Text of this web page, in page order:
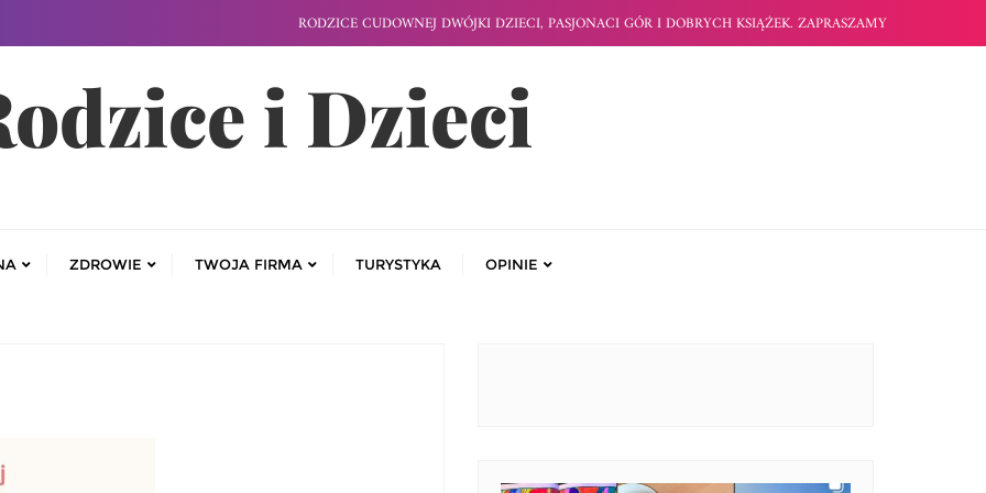
RODZICE CUDOWNEJ DWÓJKI DZIECI, PASJONACI GÓR I DOBRYCH KSIĄŻEK. ZAPRASZAMY
i Dzieci
ZDROWIE TWOJA FIRMA TURYSTYKA OPINIE